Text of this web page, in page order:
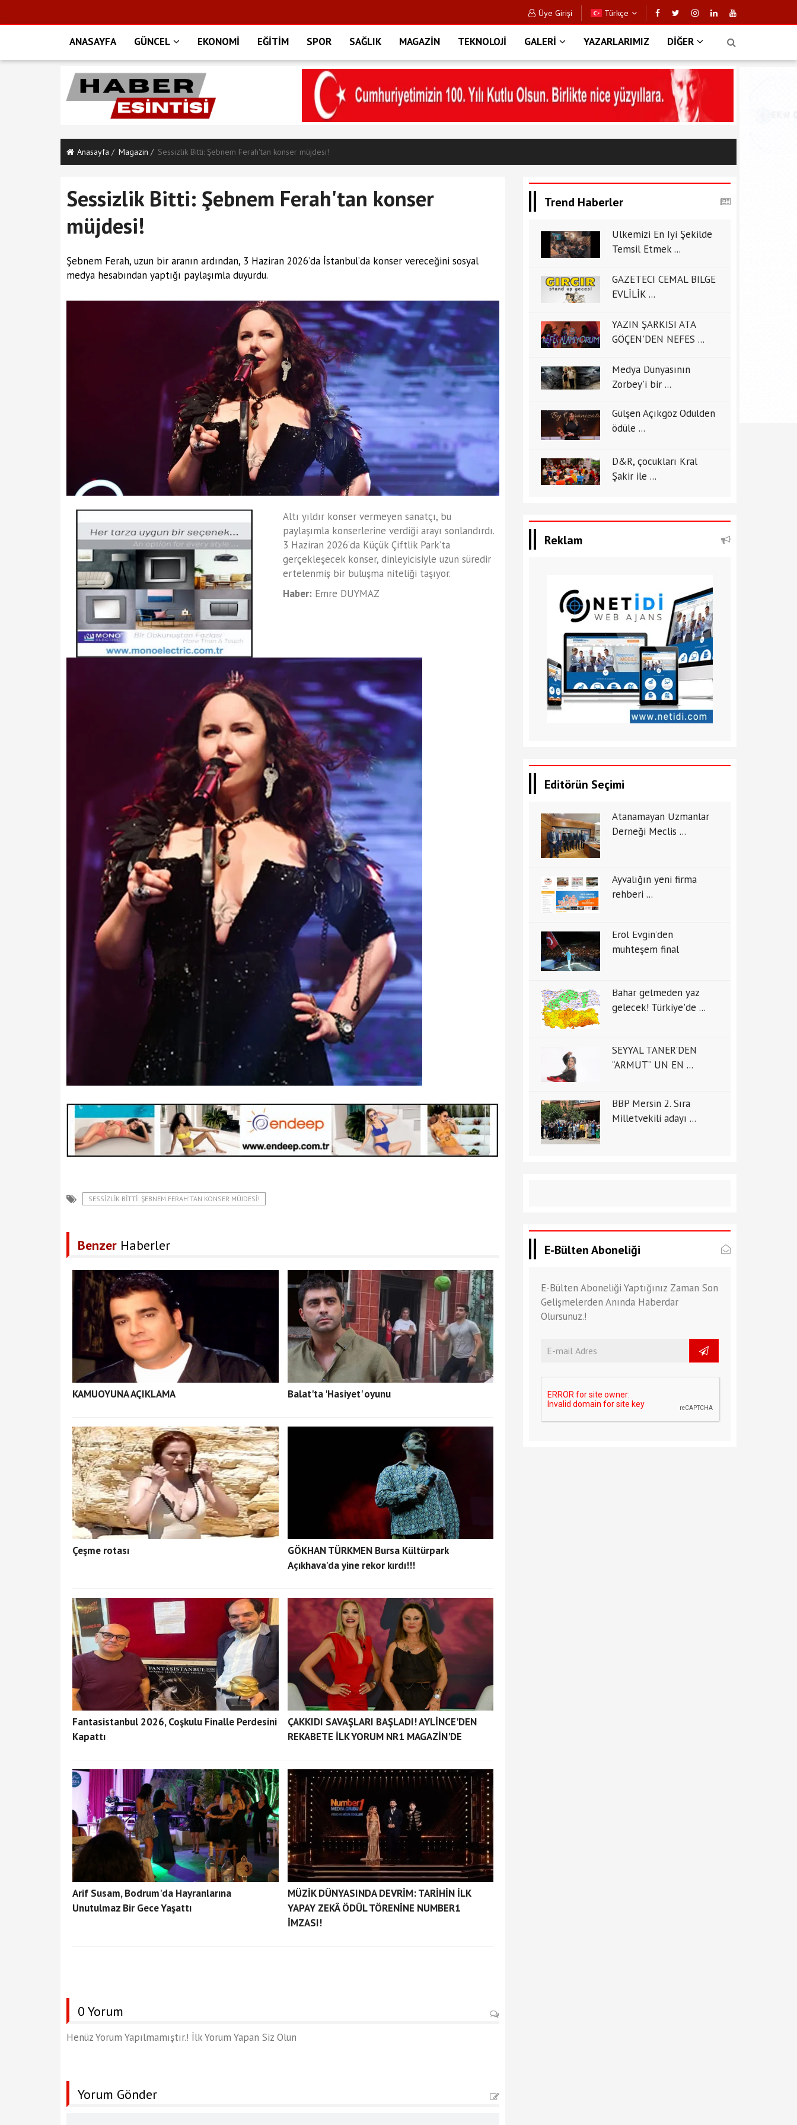
Üye Girişi Türkçe
ANASAYFA GÜNCEL EKONOMİ EĞİTİM SPOR SAĞLIK MAGAZİN TEKNOLOJİ GALERİ YAZARLARIMIZ DİĞER
Anasayfa Magazin Sessizlik Bitti: Şebnem Ferah'tan konser müjdesi!
Sessizlik Bitti: Şebnem Ferah'tan konser
müjdesi!
Şebnem Ferah, uzun bir aranın ardından, 3 Haziran 2026’da İstanbul’da konser vereceğini sosyal
medya hesabından yaptığı paylaşımla duyurdu.
Altı yıldır konser vermeyen sanatçı, bu
paylaşımla konserlerine verdiği arayı sonlandırdı.
3 Haziran 2026’da Küçük Çiftlik Park’ta
gerçekleşecek konser, dinleyicisiyle uzun süredir
ertelenmiş bir buluşma niteliği taşıyor.
Haber: Emre DUYMAZ
SESSIZLIK BITTI: ŞEBNEM FERAH'TAN KONSER MÜJDESI!
Benzer Haberler
KAMUOYUNA AÇIKLAMA Balat'ta 'Hasiyet' oyunu
Çeşme rotası
GÖKHAN TÜRKMEN Bursa Kültürpark
Açıkhava'da yine rekor kırdı!!!
Fantasistanbul 2026, Coşkulu Finalle Perdesini
Kapattı
ÇAKKIDI SAVAŞLARI BAŞLADI! AYLİNCE'DEN
REKABETE İLK YORUM NR1 MAGAZİN'DE
Arif Susam, Bodrum'da Hayranlarına
Unutulmaz Bir Gece Yaşattı
MÜZİK DÜNYASINDA DEVRİM: TARİHİN İLK
YAPAY ZEKÂ ÖDÜL TÖRENİNE NUMBER1
İMZASI!
0 Yorum
Henüz Yorum Yapılmamıştır.! İlk Yorum Yapan Siz Olun
Yorum Gönder
Trend Haberler
Ülkemizi En İyi Şekilde
Temsil Etmek ...
GAZETECİ CEMAL BİLGE
EVLİLİK ...
YAZIN ŞARKISI ATA
GÖÇEN'DEN NEFES ...
Medya Dünyasının
Zorbey'i bir ...
Gülşen Açıkgöz Ödülden
ödüle ...
D&R, çocukları Kral
Şakir ile ...
Reklam
Editörün Seçimi
Atanamayan Uzmanlar
Derneği Meclis ...
Ayvalığın yeni firma
rehberi ...
Erol Evgin’den
muhteşem final
Bahar gelmeden yaz
gelecek! Türkiye'de ...
SEYYAL TANER’DEN
“ARMUT” UN EN ...
BBP Mersin 2. Sıra
Milletvekili adayı ...
E-Bülten Aboneliği
E-Bülten Aboneliği Yaptığınız Zaman Son
Gelişmelerden Anında Haberdar
Olursunuz.!